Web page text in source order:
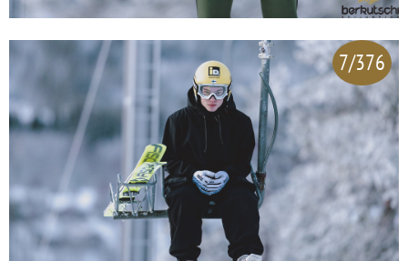
7/376